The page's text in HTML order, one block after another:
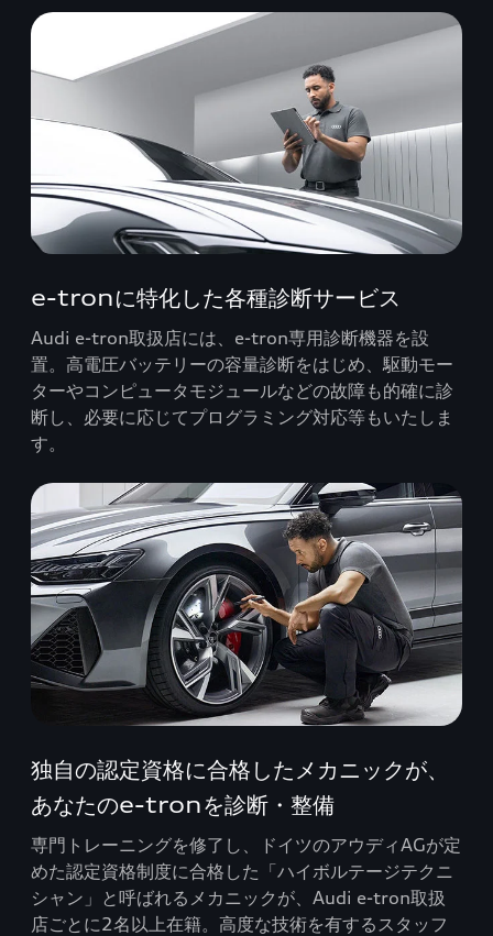
e-tronに特化した各種診断サービス
Audi e-tron取扱店には、e-tron専用診断機器を設
置。高電圧バッテリーの容量診断をはじめ、駆動モー
ターやコンピュータモジュールなどの故障も的確に診
断し、必要に応じてプログラミング対応等もいたしま
す。
独自の認定資格に合格したメカニックが、
あなたのe-tronを診断・整備
専門トレーニングを修了し、ドイツのアウディAGが定
めた認定資格制度に合格した「ハイボルテージテクニ
シャン」と呼ばれるメカニックが、Audi e-tron取扱
店ごとに2名以上在籍。高度な技術を有するスタッフ